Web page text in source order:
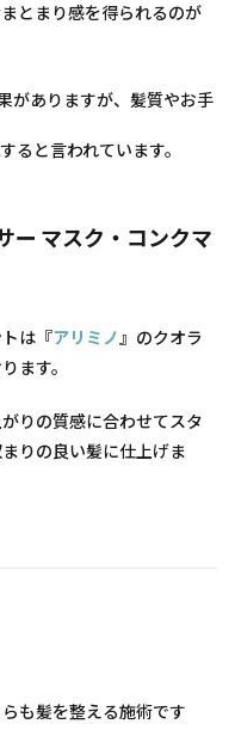
とまり感を得られるのが
がありますが、髪質やお手
ると言われています。
ー マスク・コンクマ
は『アリミノ 』のクオラ
ます。
りの質感に合わせてスタ
りの良い髪に仕上げま
も髪を整える施術です